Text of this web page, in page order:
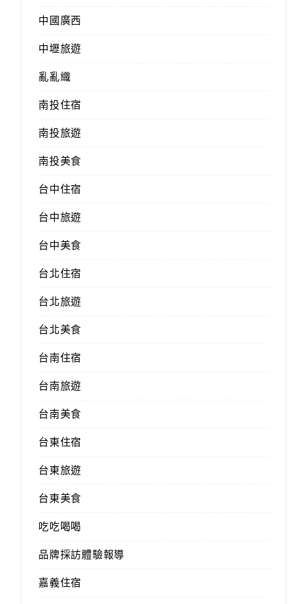
中國廣西
中壢旅遊
亂亂織
南投住宿
南投旅遊
南投美食
台中住宿
台中旅遊
台中美食
台北住宿
台北旅遊
台北美食
台南住宿
台南旅遊
台南美食
台東住宿
台東旅遊
台東美食
吃吃喝喝
品牌採訪體驗報導
嘉義住宿